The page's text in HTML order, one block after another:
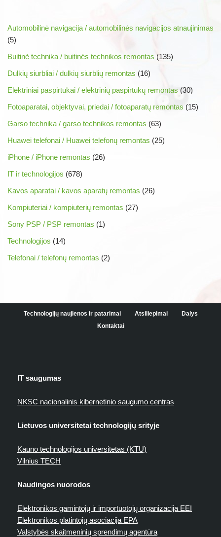
Automobilinė navigacija / automobilinės navigacijos atnaujinimas
(5)
Buitinė technika / buitinės technikos remontas (135)
Dulkių siurbliai / dulkių siurblių remontas (16)
Elektriniai paspirtukai / elektrinių paspirtukų remontas (30)
Fotoaparatai, objektyvai, priedai / fotoaparatų remontas (15)
Garso technika / garso technikos remontas (63)
Huawei telefonai / Huawei telefonų remontas (25)
iPhone / iPhone remontas (26)
IT ir technologijos (678)
Kavos aparatai / kavos aparatų remontas (26)
Kompiuteriai / kompiuterių remontas (27)
Sony PSP / PSP remontas (1)
Technologijos (14)
Telefonai / telefonų remontas (2)
Technologijų naujienos ir patarimai Atsiliepimai
Dalys
Kontaktai
IT saugumas
NKSC nacionalinis kibernetinio saugumo centras
Lietuvos universitetai technologijų srityje
Kauno technologijos universitetas (KTU)
Vilnius TECH
Naudingos nuorodos
Elektronikos gamintojų ir importuotojų organizacija EEI
Elektronikos platintojų asociacija EPA
Valstybės skaitmeninių sprendimų agentūra